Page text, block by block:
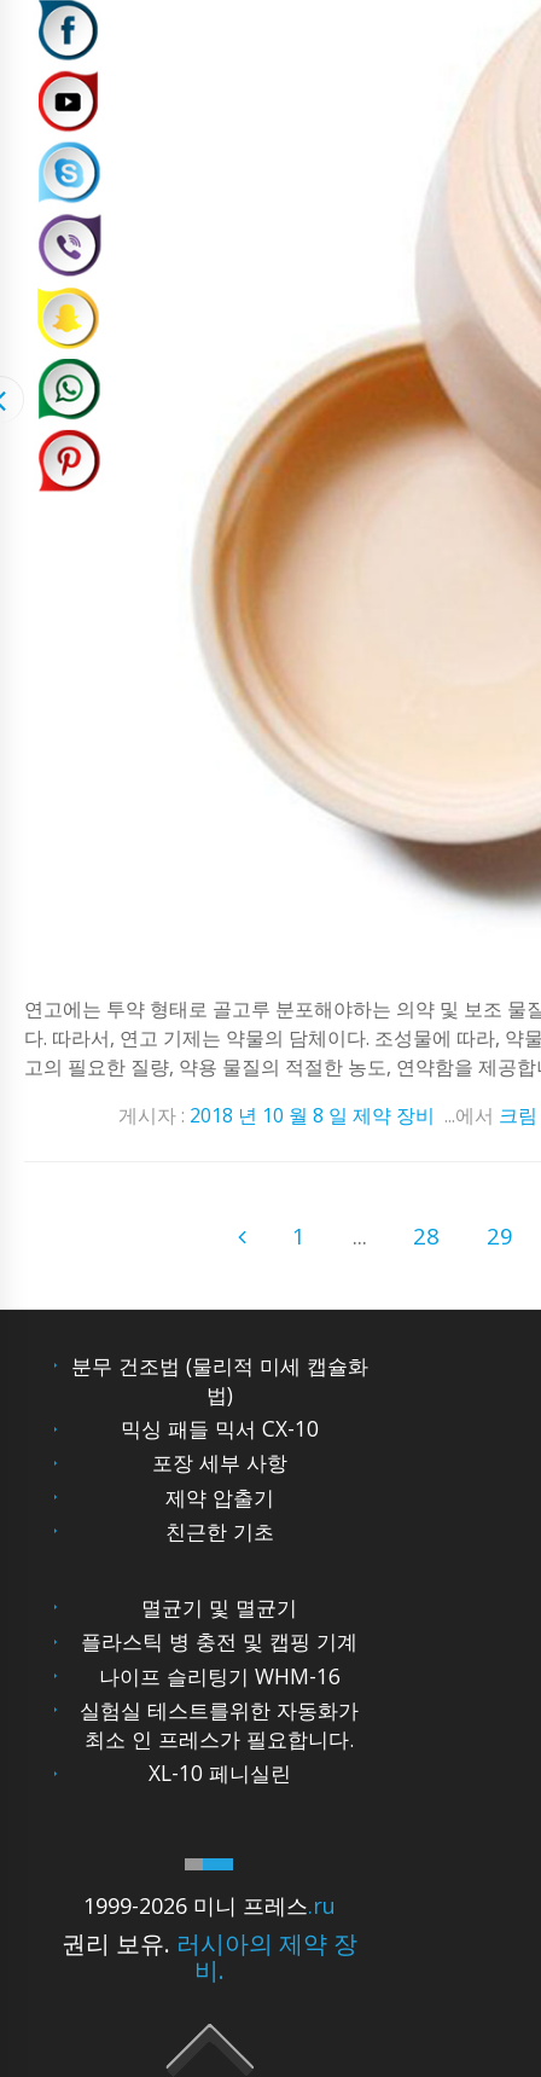
연고에는 투약 형태로 골고루 분포해야하는 의약 및 보조
다. 따라서, 연고 기제는 약물의 담체이다. 조성물에 따라,
고의 필요한 질량, 약용 물질의 적절한 농도, 연약함을 제공합
게시자 : 2018 년 10 월 8 일 제약 장비 ...에서 크
1 ... 28 29
분무 건조법 (물리적 미세 캡슐화
법)
믹싱 패들 믹서 CX-10
포장 세부 사항
제약 압출기
친근한 기초
1999-2026 미니 프레스.ru
권리 보유. 러시아의 제약 장
비.
멸균기 및 멸균기
플라스틱 병 충전 및 캡핑 기계
나이프 슬리팅기 WHM-16
실험실 테스트를위한 자동화가
최소 인 프레스가 필요합니다.
XL-10 페니실린